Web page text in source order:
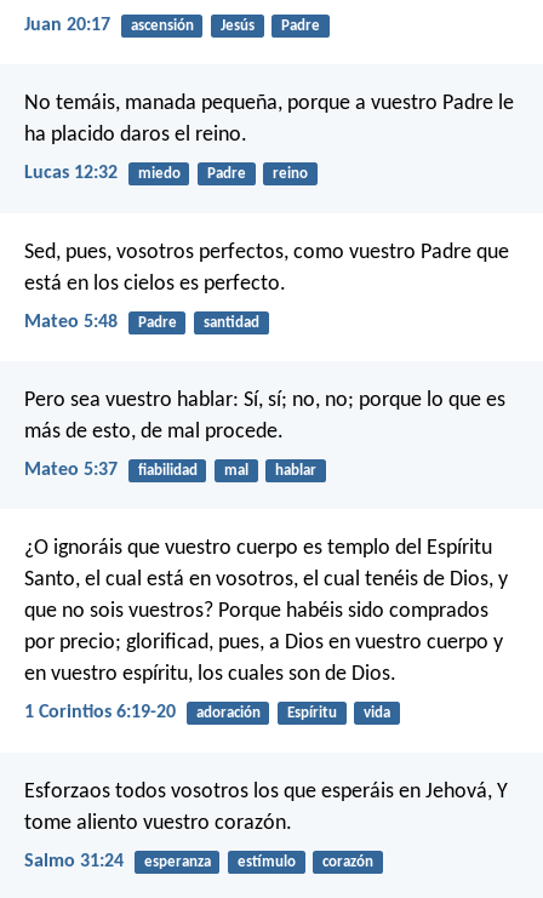
Juan 20:17 ascensión Jesús Padre
No temáis, manada pequeña, porque a vuestro Padre le
ha placido daros el reino.
Lucas 12:32 miedo Padre reino
Sed, pues, vosotros perfectos, como vuestro Padre que
está en los cielos es perfecto.
Mateo 5:48 Padre santidad
Pero sea vuestro hablar: Sí, sí; no, no; porque lo que es
más de esto, de mal procede.
Mateo 5:37 fiabilidad mal hablar
¿O ignoráis que vuestro cuerpo es templo del Espíritu
Santo, el cual está en vosotros, el cual tenéis de Dios, y
que no sois vuestros? Porque habéis sido comprados
por precio; glorificad, pues, a Dios en vuestro cuerpo y
en vuestro espíritu, los cuales son de Dios.
1 Corintios 6:19-20 adoración Espíritu vida
Esforzaos todos vosotros los que esperáis en Jehová, Y
tome aliento vuestro corazón.
Salmo 31:24 esperanza estímulo corazón